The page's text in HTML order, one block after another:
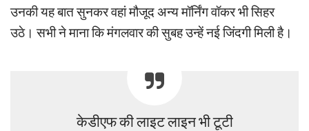
उनकी यह बात सुनकर वहां मौजूद अन्य मॉर्निंग वॉकर भी सिहर
उठे। सभी ने माना कि मंगलवार की सुबह उन्हें नई जिंदगी मिली है।
केडीएफ की लाइट लाइन भी टूटी